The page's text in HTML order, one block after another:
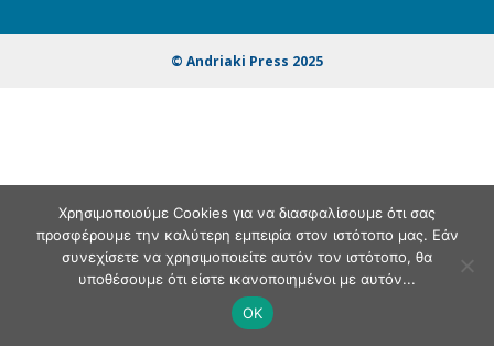
© Andriaki Press 2025
Χρησιμοποιούμε Cookies για να διασφαλίσουμε ότι σας
προσφέρουμε την καλύτερη εμπειρία στον ιστότοπο μας. Εάν
συνεχίσετε να χρησιμοποιείτε αυτόν τον ιστότοπο, θα
υποθέσουμε ότι είστε ικανοποιημένοι με αυτόν...
OK